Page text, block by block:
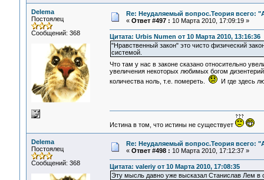
Delema
Постоялец
Сообщений: 368
Re: Неудаляемый вопрос.Теория всего:
« Ответ #497 : 10 Марта 2010, 17:09:19 »
Цитата: Urbis Numen от 10 Марта 2010, 13:16:36
"Нравственный закон" это чисто физический
системой.
Что там у нас в законе сказано относительно
увеличения некоторых любимых богом
количества ноль, т.е. помереть.
И где здесь
Истина в том, что истины не существует
Delema
Постоялец
Сообщений: 368
Re: Неудаляемый вопрос.Теория всего:
« Ответ #498 : 10 Марта 2010, 17:12:37 »
Цитата: valeriy от 10 Марта 2010, 17:08:35
Эту мысль давно уже высказал Станислав Лем в